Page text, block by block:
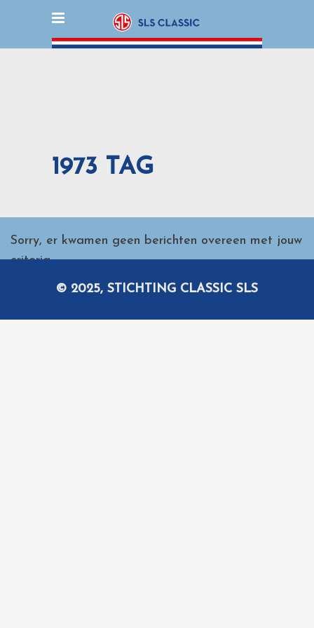
1973 TAG
Sorry, er kwamen geen berichten overeen met jouw
criteria.
© 2025, STICHTING CLASSIC SLS